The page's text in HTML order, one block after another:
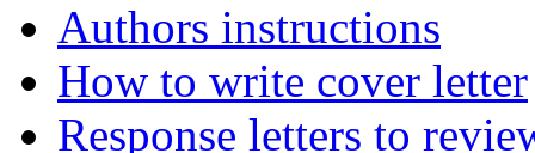
Authors instructions
How to write cover letter
Response letters to